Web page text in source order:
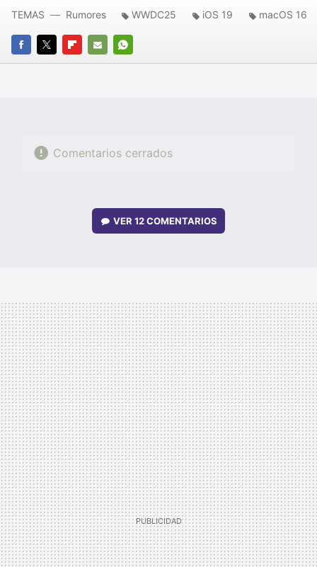
FACEBOOK
TWITTERFLIPBOARD
E-
WHATSAPP
TEMAS Rumores WWDC25 iOS 19 macOS 16
Comentarios cerrados
VER12 COMENTARIOS